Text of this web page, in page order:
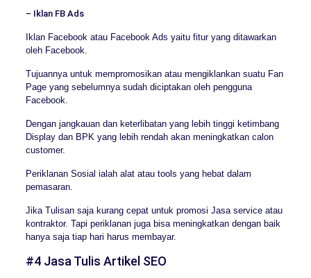
– Iklan FB Ads
Iklan Facebook atau Facebook Ads yaitu fitur yang ditawarkan
oleh Facebook.
Tujuannya untuk mempromosikan atau mengiklankan suatu Fan
Page yang sebelumnya sudah diciptakan oleh pengguna
Facebook.
Dengan jangkauan dan keterlibatan yang lebih tinggi ketimbang
Display dan BPK yang lebih rendah akan meningkatkan calon
customer.
Periklanan Sosial ialah alat atau tools yang hebat dalam
pemasaran.
Jika Tulisan saja kurang cepat untuk promosi Jasa service atau
kontraktor. Tapi periklanan juga bisa meningkatkan dengan baik
hanya saja tiap hari harus membayar.
#4 Jasa Tulis Artikel SEO